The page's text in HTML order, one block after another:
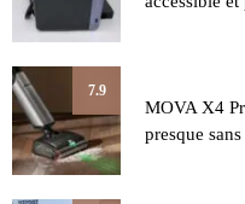
7.9
MOVA X4
presque